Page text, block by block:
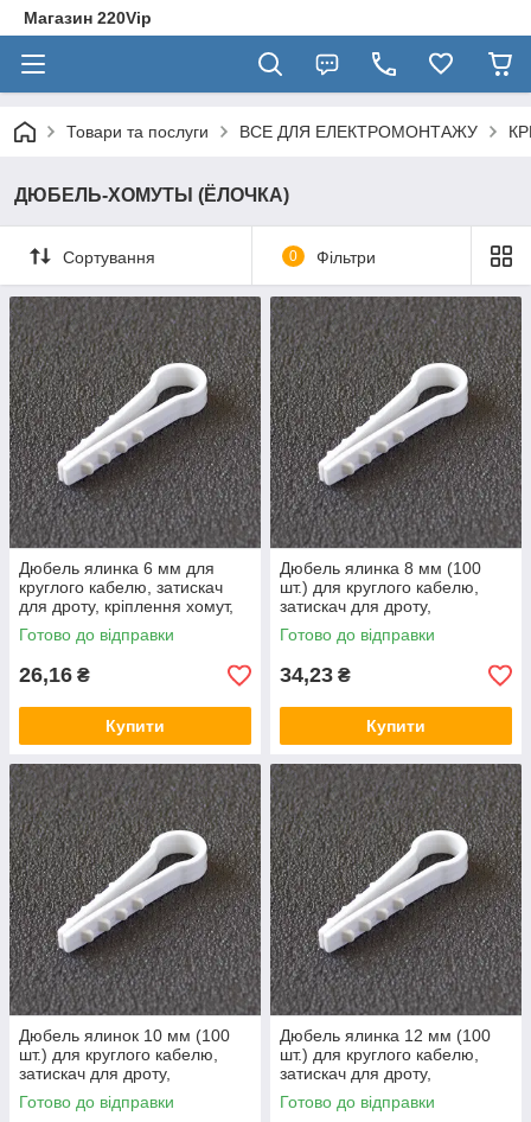
Магазин 220Vip
Товари та послуги ВСЕ ДЛЯ ЕЛЕКТРОМОНТАЖУ
ДЮБЕЛЬ-ХОМУТЫ (ЁЛОЧКА)
Сортування 0 Фільтри
Дюбель ялинка 6 мм для
круглого кабелю, затискач
для дроту, кріплення хомут,
кріплення кабельний
Готово до відправки
26,16 ₴
Купити
Дюбель ялинка 8 мм (100
шт.) для круглого кабелю,
затискач для дроту,
кріплення хомут, кріплення
кабельний
Готово до відправки
34,23 ₴
Купити
Дюбель ялинок 10 мм (100
шт.) для круглого кабелю,
затискач для дроту,
кріплення хомут, кріплення
кабельний
Готово до відправки
Дюбель ялинка 12 мм (100
шт.) для круглого кабелю,
затискач для дроту,
кріплення хомут, кріплення
кабельний
Готово до відправки